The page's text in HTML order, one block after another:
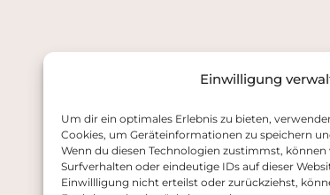
Einwilligung
Um dir ein optimales Erlebnis zu bieten,
Cookies, um Geräteinformationen zu speichern
Wenn du diesen Technologien zustimmst,
Surfverhalten oder eindeutige IDs auf dieser
Einwillligung nicht erteilst oder zurückziehst,